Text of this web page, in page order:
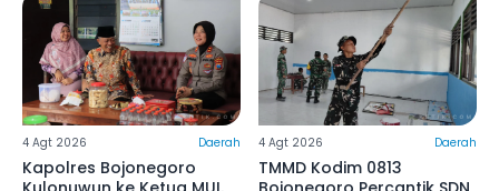
4 Agt 2026 Daerah
Kapolres Bojonegoro
4 Agt 2026 Daerah
TMMD Kodim 0813